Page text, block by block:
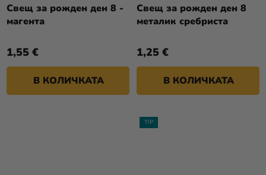
Свещ за рожден ден 8 -
магента
1,55 €
В КОЛИЧКАТА
Свещ за рожден ден 8
металик сребриста
1,25 €
В КОЛИЧКАТА
TIP